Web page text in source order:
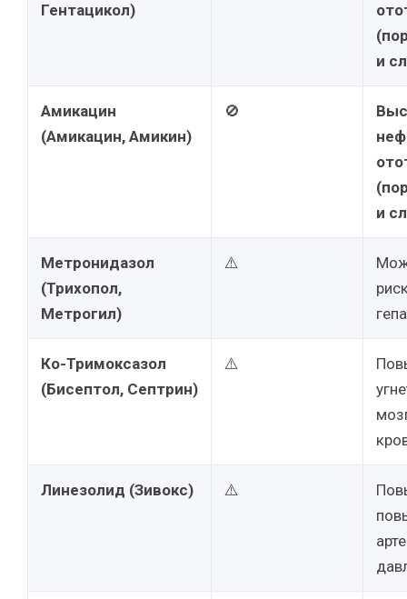
Гентацикол)
и
Амикацин
(Амикацин, Амикин)
🚫
и
Метронидазол
(Трихопол,
Метрогил)
⚠️
Ко-Тримоксазол
(Бисептол, Септрин)
⚠️
Линезолид (Зивокс) ⚠️